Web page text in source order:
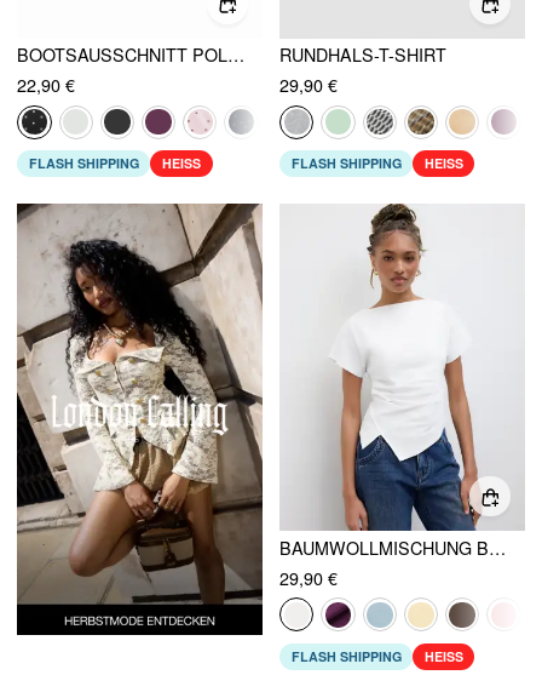
BOOTSAUSSCHNITT POLKA DOT BATWING ÄRMEL ÜBERGROSSES OBERTEIL
22,90 €
FLASH SHIPPING HEISS
RUNDHALS-T-SHIRT
29,90 €
FLASH SHIPPING HEISS
BAUMWOLLMISCHUNG BOOTSAUSCHNITT RAFFUNG ASYMMETRISCHER SAUM OBERTEIL
29,90 €
FLASH SHIPPING HEISS